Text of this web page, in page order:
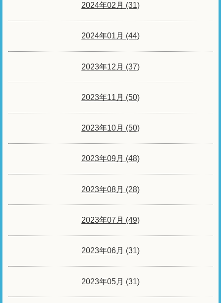
2024年02月 (31)
2024年01月 (44)
2023年12月 (37)
2023年11月 (50)
2023年10月 (50)
2023年09月 (48)
2023年08月 (28)
2023年07月 (49)
2023年06月 (31)
2023年05月 (31)